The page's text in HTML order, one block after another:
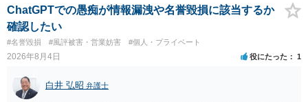
ても失敗する可能性が高いように思われます。 相手を特定できた場
合、相手に全ての弁護士費用を負担させることは可能でしょうか？ →
訴訟外の交渉で相手方が認めれば負担させることができるでしょう。
訴訟で判決となった場合は、実際の弁護士費用が認められる場合と認
められない場合があり何ともいえないところでしょう。
ChatGPTでの愚痴が情報漏洩や名誉毀損に該当するか
確認したい
#名誉毀損 #風評被害・営業妨害 #個人・プライベート
2026年8月4日 役にたった 1
白井 弘昭 弁護士